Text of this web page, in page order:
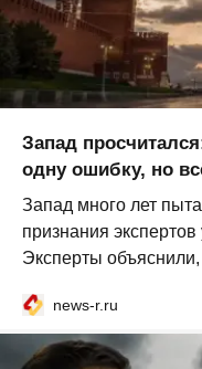
Запад
одну ошибку, но
Запад много лет
признания
Эксперты
news-r.ru